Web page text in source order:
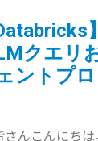
クエリ
ントプ
さんこんにち